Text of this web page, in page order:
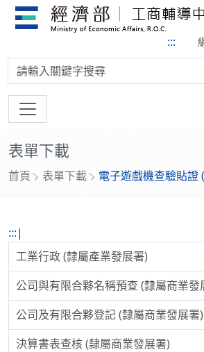
:::
搜尋:
表單下載
首頁 表單下載 電子遊戲機查驗貼證
:::|
工業行政 (隸屬產業發展署)
公司與有限合夥名稱預查 (隸屬商業發
公司及有限合夥登記 (隸屬商業發展署)
決算書表查核 (隸屬商業發展署)